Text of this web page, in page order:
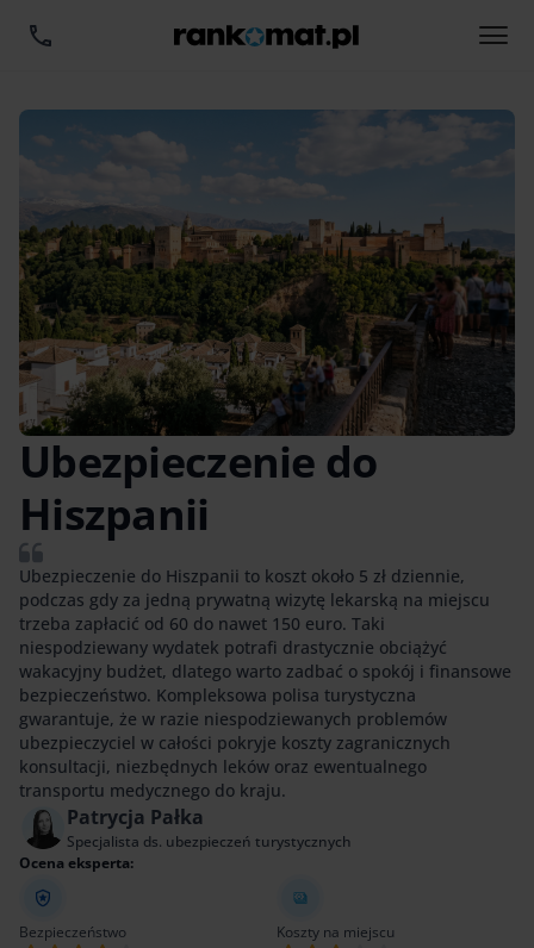
Ubezpieczenie do
Hiszpanii
Ubezpieczenie do Hiszpanii to koszt około 5 zł dziennie,
podczas gdy za jedną prywatną wizytę lekarską na miejscu
trzeba zapłacić od 60 do nawet 150 euro. Taki
niespodziewany wydatek potrafi drastycznie obciążyć
wakacyjny budżet, dlatego warto zadbać o spokój i finansowe
bezpieczeństwo. Kompleksowa polisa turystyczna
gwarantuje, że w razie niespodziewanych problemów
ubezpieczyciel w całości pokryje koszty zagranicznych
konsultacji, niezbędnych leków oraz ewentualnego
transportu medycznego do kraju.
Patrycja Pałka
Specjalista ds. ubezpieczeń turystycznych
Ocena eksperta:
Bezpieczeństwo Koszty na miejscu